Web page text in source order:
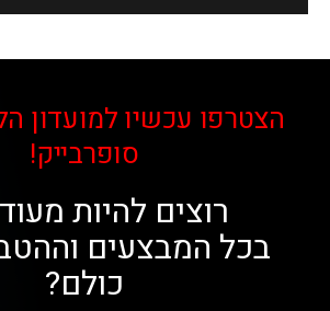
הצטרפו עכשיו למועדון
סופרבייק!
רוצים להיות
בכל המבצעים
כולם?